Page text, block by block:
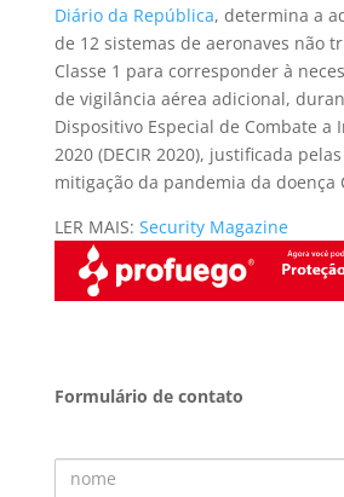
Diário da República, determina a
de 12 sistemas de aeronaves não
Classe 1 para corresponder à
de vigilância aérea adicional,
Dispositivo Especial de Combate a
2020 (DECIR 2020), justificada
mitigação da pandemia da doença
LER MAIS: Security Magazine
Formulário de contato
Nome